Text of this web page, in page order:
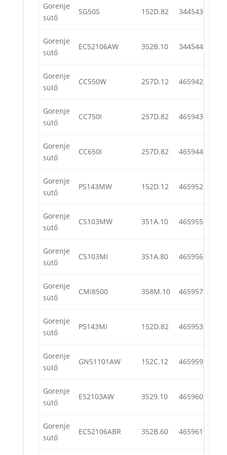
Gorenje
sütő
SG50S 152D.82 344543
Gorenje
sütő
EC52106AW 352B.10 344544
Gorenje
sütő
CC550W 257D.12 465942
Gorenje
sütő
CC750I 257D.82 465943
Gorenje
sütő
CC650I 257D.82 465944
Gorenje
sütő
PS143MW 152D.12 465952
Gorenje
sütő
CS103MW 351A.10 465955
Gorenje
sütő
CS103MI 351A.80 465956
Gorenje
sütő
CMI8500 358M.10 465957
Gorenje
sütő
PS143MI 152D.82 465953
Gorenje
sütő
GN51101AW 152C.12 465959
Gorenje
sütő
E52103AW 3529.10 465960
Gorenje
sütő
EC52106ABR 352B.60 465961